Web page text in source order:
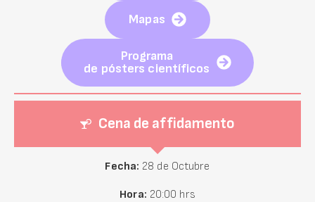
Mapas
Programa
de pósters científicos
Cena de affidamento
Fecha: 28 de Octubre
Hora: 20:00 hrs